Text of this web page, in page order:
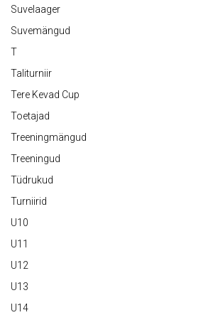
Suvelaager
Suvemängud
T
Taliturniir
Tere Kevad Cup
Toetajad
Treeningmängud
Treeningud
Tüdrukud
Turniirid
U10
U11
U12
U13
U14